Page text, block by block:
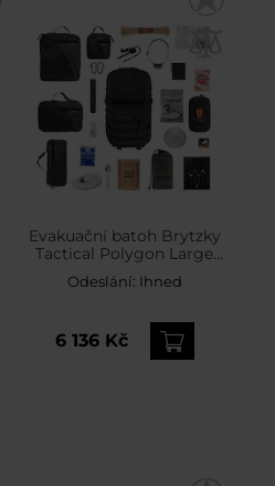
Evakuační batoh Brytzky
Tactical Polygon Large
36 l Black V2 – s
vybavením
Odeslání: Ihned
6 136 Kč